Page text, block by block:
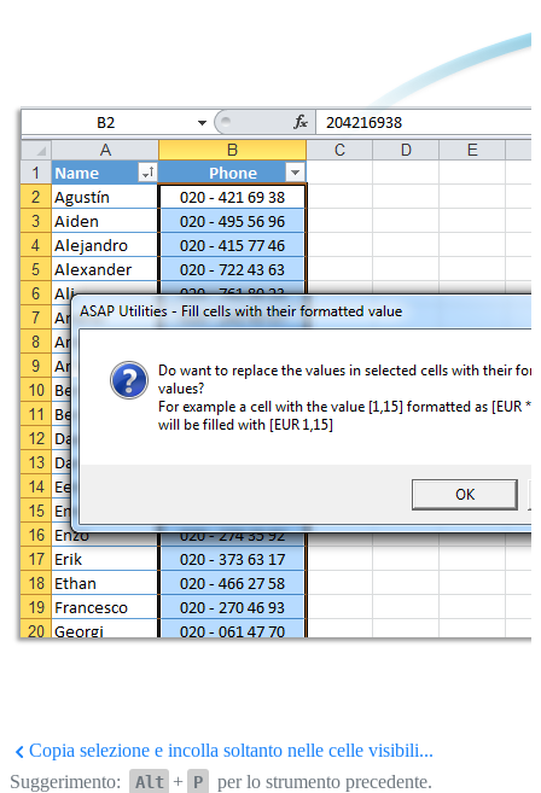
Copia selezione e incolla soltanto nelle celle visibili...
Suggerimento:
Alt + P per lo strumento precedente.